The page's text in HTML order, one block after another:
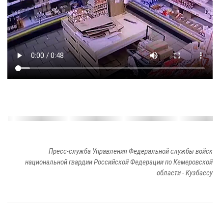
Пресс-служба Управления Федеральной службы войск
национальной гвардии Российской Федерации по Кемеровской
области - Кузбассу